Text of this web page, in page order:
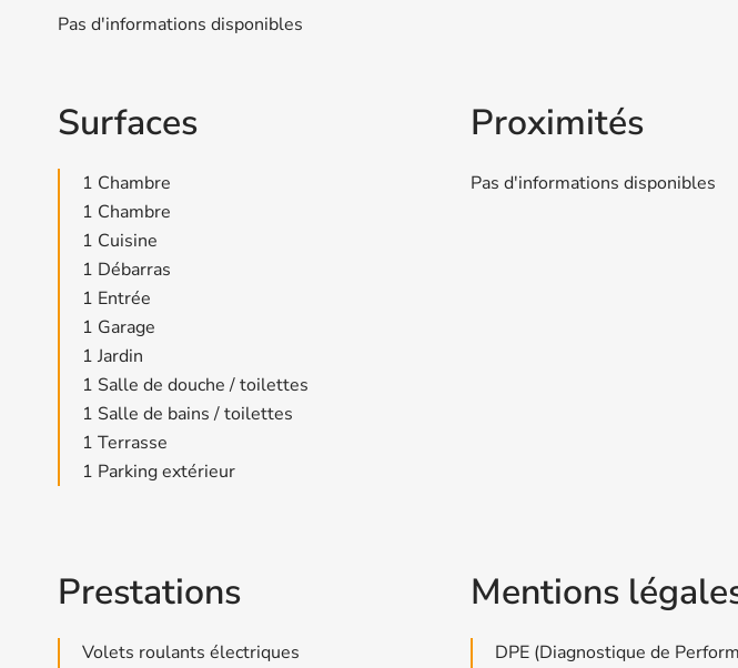
Pas d'informations disponibles
Surfaces
1 Chambre
1 Chambre
1 Cuisine
1 Débarras
1 Entrée
1 Garage
1 Jardin
1 Salle de douche / toilettes
1 Salle de bains / toilettes
1 Terrasse
1 Parking extérieur
Proximités
Pas d'informations disponibles
Prestations
Volets roulants électriques
Mentions
DPE (Diagnostique de